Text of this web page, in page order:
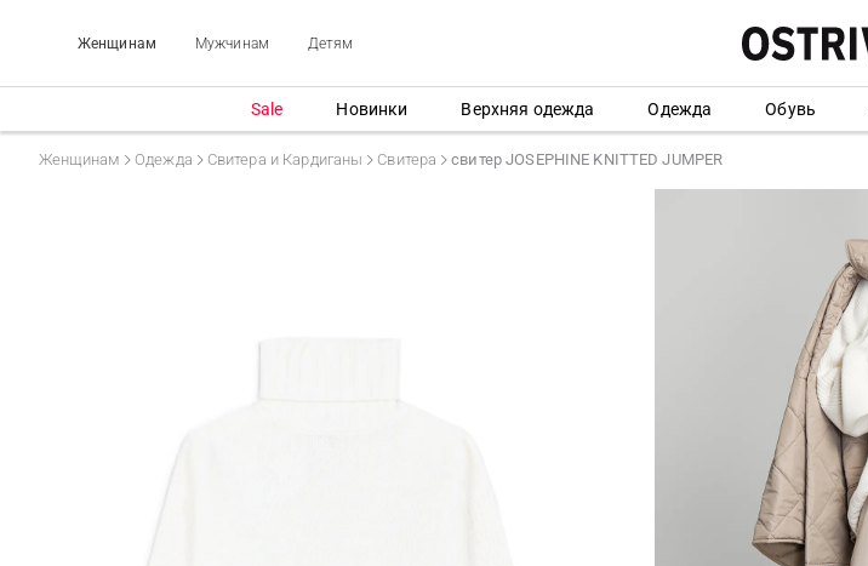
Женщинам Мужчинам Детям
Sale Новинки Верхняя одежда Одежда Обувь
Женщинам Одежда Свитера и Кардиганы Свитера свитер JOSEPHINE KNITTED JUMPER